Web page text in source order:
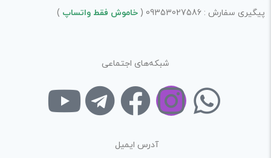
پیگیری سفارش : 09353027586 (
خاموش فقط واتساپ )
شبکه‌های اجتماعی
آدرس ایمیل